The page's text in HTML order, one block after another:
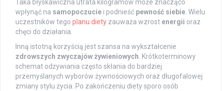
Taka błyskawiczna utrata kilogramów może znacząco
wpłynąć na samopoczucie i podnieść pewność siebie . Wielu
uczestników tego planu diety zauważa wzrost energii oraz
chęci do działania.
Inną istotną korzyścią jest szansa na wykształcenie
zdrowszych zwyczajów żywieniowych . Krótkoterminowy
schemat odżywiania często skłania do bardziej
przemyślanych wyborów żywnościowych oraz długofalowej
zmiany stylu życia. Po zakończeniu diety sporo osób